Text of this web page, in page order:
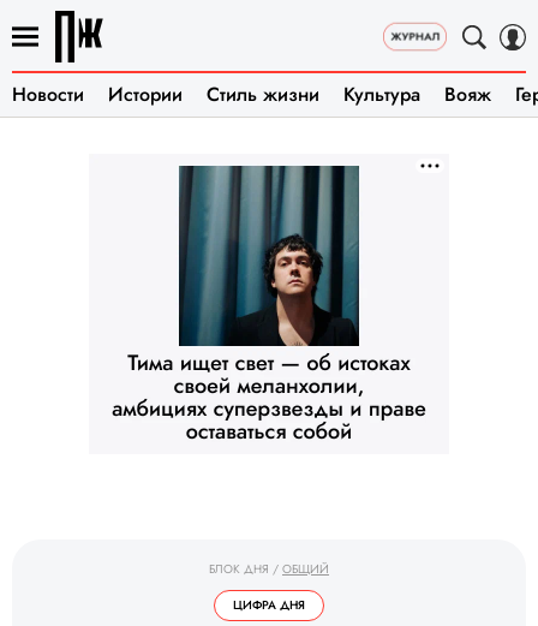
Новости Истории Стиль жизни Культура Вояж
БЛОК ДНЯ / ОБЩИЙ
ЦИФРА ДНЯ